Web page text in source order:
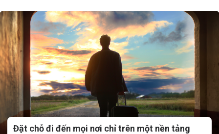
Đặt chỗ đi đến mọi nơi chỉ trên một nền tảng